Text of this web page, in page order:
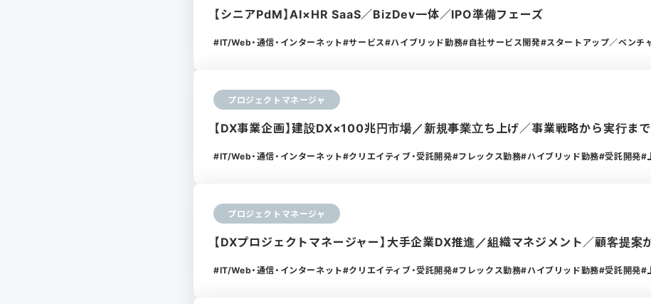
【シニアPdM】AI×HR SaaS／BizDev一体／IPO準備フェーズ
IT/Web・通信・インターネット サービス ハイブリッド勤務 自社サービス開発 スタートアップ／ベンチ
プロジェクトマネージャ
【DX事業企画】建設DX×100兆円市場／新規事業立ち上げ／事業戦略から実行まで
IT/Web・通信・インターネット クリエイティブ・受託開発 フレックス勤務 ハイブリッド勤務 受託開発
プロジェクトマネージャ
【DXプロジェクトマネージャー】大手企業DX推進／組織マネジメント／顧客提案
IT/Web・通信・インターネット クリエイティブ・受託開発 フレックス勤務 ハイブリッド勤務 受託開発